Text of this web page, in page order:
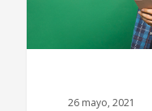
26 mayo, 2021